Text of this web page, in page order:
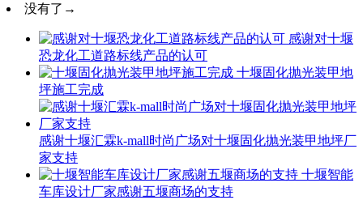
没有了 →
感谢对十堰
恐龙化工道路标线产品的认可
十堰固化抛光装甲地
坪施工完成
感谢十堰汇霖k-mall时尚广场对十堰固化抛光装甲地坪厂
家支持
十堰智能
车库设计厂家感谢五堰商场的支持